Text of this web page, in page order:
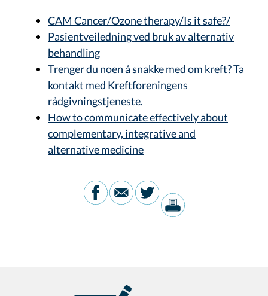
CAM Cancer/Ozone therapy/Is it safe?/
Pasientveiledning ved bruk av alternativ
behandling
Trenger du noen å snakke med om kreft? Ta
kontakt med Kreftforeningens
rådgivningstjeneste.
How to communicate effectively about
complementary, integrative and
alternative medicine